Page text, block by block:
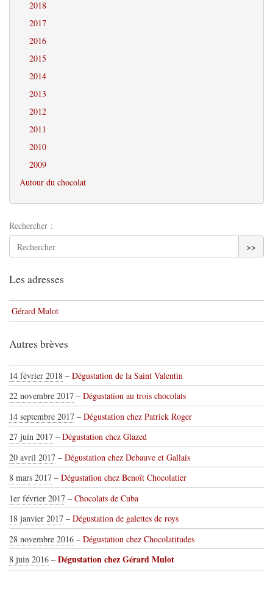
2018
2017
2016
2015
2014
2013
2012
2011
2010
2009
Autour du chocolat
Rechercher :
>>
Les adresses
Gérard Mulot
Autres brèves
14 février 2018 – Dégustation de la Saint Valentin
22 novembre 2017 – Dégustation au trois chocolats
14 septembre 2017 – Dégustation chez Patrick Roger
27 juin 2017 – Dégustation chez Glazed
20 avril 2017 – Dégustation chez Debauve et Gallais
8 mars 2017 – Dégustation chez Benoît Chocolatier
1er février 2017 – Chocolats de Cuba
18 janvier 2017 – Dégustation de galettes de roys
28 novembre 2016 – Dégustation chez Chocolatitudes
8 juin 2016 – Dégustation chez Gérard Mulot